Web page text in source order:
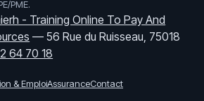
PME.
- Training Online To Pay And
—56 Rue du Ruisseau, 75018
64 70 18
& EmploiAssuranceContact